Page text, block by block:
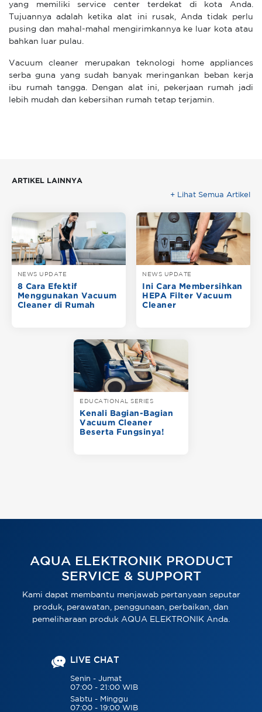
yang memiliki service center terdekat di kota Anda.
Tujuannya adalah ketika alat ini rusak, Anda tidak perlu
pusing dan mahal-mahal mengirimkannya ke luar kota atau
bahkan luar pulau.
Vacuum cleaner merupakan teknologi home appliances
serba guna yang sudah banyak meringankan beban kerja
ibu rumah tangga. Dengan alat ini, pekerjaan rumah jadi
lebih mudah dan kebersihan rumah tetap terjamin.
ARTIKEL LAINNYA
+ Lihat Semua Artikel
NEWS UPDATE
8 Cara Efektif
Menggunakan Vacuum
Cleaner di Rumah
NEWS UPDATE
Ini Cara Membersihkan
HEPA Filter Vacuum
Cleaner
EDUCATIONAL SERIES
Kenali Bagian-Bagian
Vacuum Cleaner
Beserta Fungsinya!
AQUA ELEKTRONIK PRODUCT
SERVICE & SUPPORT
Kami dapat membantu menjawab pertanyaan seputar
produk, perawatan, penggunaan, perbaikan, dan
pemeliharaan produk AQUA ELEKTRONIK Anda.
LIVE CHAT
Senin - Jumat
07:00 - 21:00 WIB
Sabtu - Minggu
07:00 - 19:00 WIB